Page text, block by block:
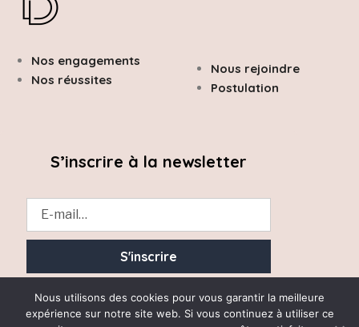
Nous rejoindre
Postulation
Nos engagements
Nos réussites
S’inscrire à la newsletter
Nous utilisons des cookies pour vous garantir la meilleure
expérience sur notre site web. Si vous continuez à utiliser ce